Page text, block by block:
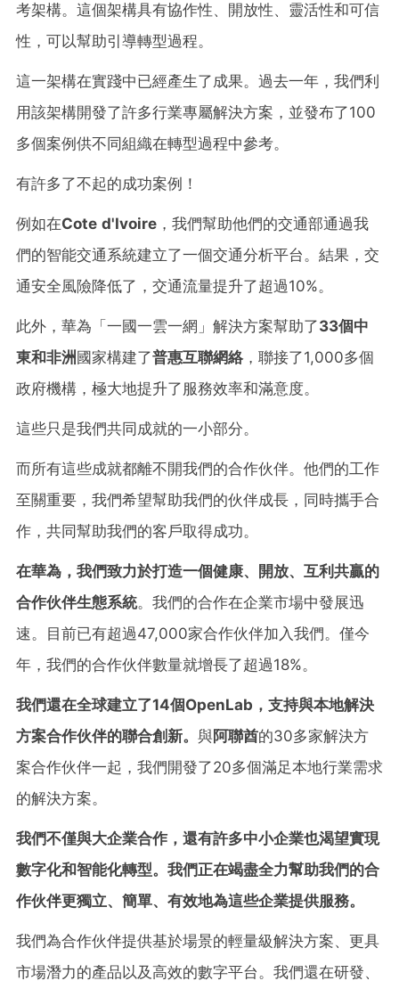
考架構。這個架構具有協作性、開放性、靈活性和可信
性，可以幫助引導轉型過程。
這一架構在實踐中已經產生了成果。過去一年，我們利
用該架構開發了許多行業專屬解決方案，並發布了100
多個案例供不同組織在轉型過程中參考。
有許多了不起的成功案例！
例如在Cote d'Ivoire ，我們幫助他們的交通部通過我
們的智能交通系統建立了一個交通分析平台。結果，交
通安全風險降低了，交通流量提升了超過10%。
此外，華為「一國一雲一網」解決方案幫助了33個中
東和非洲 國家構建了普惠互聯網絡，聯接了1,000多個
政府機構，極大地提升了服務效率和滿意度。
這些只是我們共同成就的一小部分。
而所有這些成就都離不開我們的合作伙伴。他們的工作
至關重要，我們希望幫助我們的伙伴成長，同時攜手合
作，共同幫助我們的客戶取得成功。
在華為，我們致力於打造一個健康、開放、互利共贏的
合作伙伴生態系統。我們的合作在企業市場中發展迅
速。目前已有超過47,000家合作伙伴加入我們。僅今
年，我們的合作伙伴數量就增長了超過18%。
我們還在全球建立了14個OpenLab，支持與本地解決
方案合作伙伴的聯合創新。 與阿聯酋的30多家解決方
案合作伙伴一起，我們開發了20多個滿足本地行業需求
的解決方案。
我們不僅與大企業合作，還有許多中小企業也渴望實現
數字化和智能化轉型。我們正在竭盡全力幫助我們的合
作伙伴更獨立、簡單、有效地為這些企業提供服務。
我們為合作伙伴提供基於場景的輕量級解決方案、更具
市場潛力的產品以及高效的數字平台。我們還在研發、